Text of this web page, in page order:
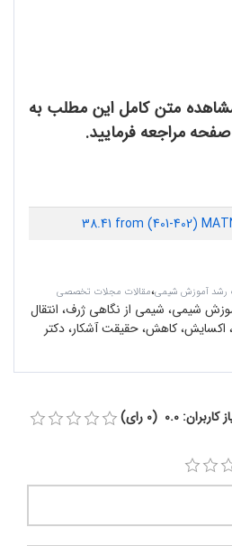
مشاهده متن کامل این مطلب به
38.41 from (401-402)
رشد آموزش شیمی،مقالات مجلات تخصصی
شیمی، شیمی از نگاهی ژرف، انتقال
اکسایش، کاهش، حقیقت آشکار، دکتر
0.0 (0 رای)